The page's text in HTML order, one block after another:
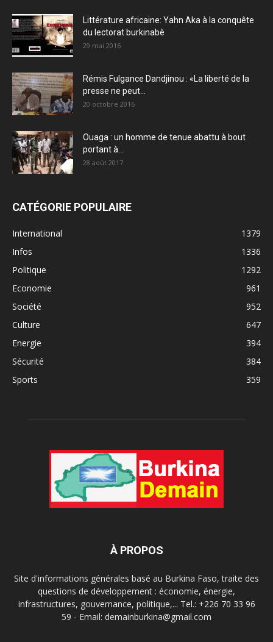
Littérature africaine: Yahn Aka à la conquête
du lectorat burkinabè
29 mai 2016
Rémis Fulgance Dandjinou : «La liberté de la
presse ne peut...
20 octobre 2016
Ouaga : un homme de tenue abattu à bout
portant à...
28 août 2017
CATÉGORIE POPULAIRE
International
1379
Infos
1336
Politique
1292
Economie
961
Société
952
Culture
647
Energie
394
Sécurité
384
Sports
359
À PROPOS
Site d'informations générales basé au Burkina Faso, traite des
questions de développement : économie, énergie,
infrastructures, gouvernance, politique,... Tel.: +226 70 33 96
59 - Email: demainburkina@gmail.com